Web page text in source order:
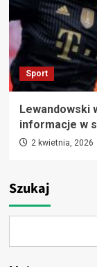
Sport
Lewandowski
informacje w
2 kwietnia, 2026
Szukaj